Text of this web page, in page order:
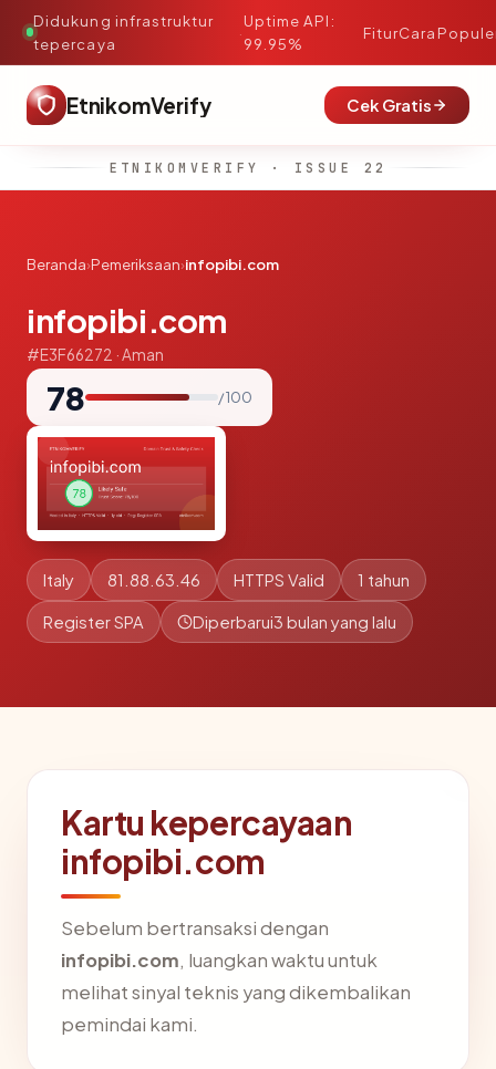
Didukung infrastruktur
tepercaya
·
Uptime API:
99.95%
FiturCara
EtnikomVerify Cek Gratis
ETNIKOMVERIFY · ISSUE 22
Beranda›Pemeriksaan›infopibi.com
infopibi.com
#E3F66272 · Aman
78 / 100
Italy 81.88.63.46 HTTPS Valid 1 tahun
Register SPA Diperbarui3 bulan yang lalu
Kartu kepercayaan
infopibi.com
Sebelum bertransaksi dengan
infopibi.com, luangkan waktu untuk
melihat sinyal teknis yang dikembalikan
pemindai kami.